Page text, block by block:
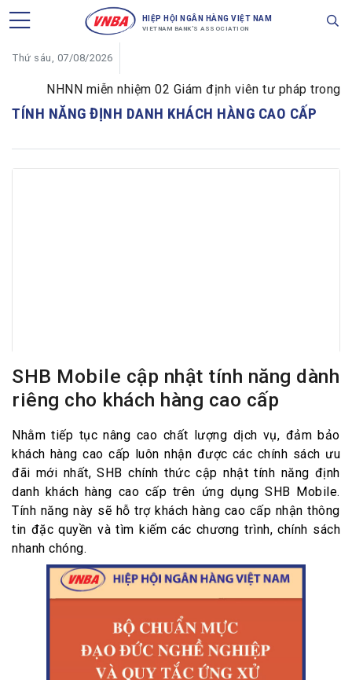
HIỆP HỘI NGÂN HÀNG VIỆT NAM
VIETNAM BANK'S ASSOCIATION
Thứ sáu, 07/08/2026
NHNN miễn nhiệm 02 Giám định viên tư pháp trong
TÍNH NĂNG ĐỊNH DANH KHÁCH HÀNG CAO CẤP
SHB Mobile cập nhật tính năng dành
riêng cho khách hàng cao cấp
Nhằm tiếp tục nâng cao chất lượng dịch vụ, đảm bảo
khách hàng cao cấp luôn nhận được các chính sách ưu
đãi mới nhất, SHB chính thức cập nhật tính năng định
danh khách hàng cao cấp trên ứng dụng SHB Mobile.
Tính năng này sẽ hỗ trợ khách hàng cao cấp nhận thông
tin đặc quyền và tìm kiếm các chương trình, chính sách
nhanh chóng.